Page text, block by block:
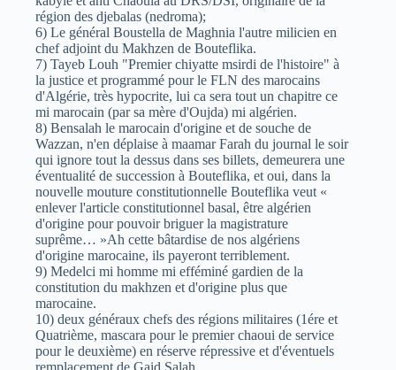
région des djebalas (nedroma);
6) Le général Boustella de Maghnia l'autre milicien en
chef adjoint du Makhzen de Bouteflika.
7) Tayeb Louh "Premier chiyatte msirdi de l'histoire" à
la justice et programmé pour le FLN des marocains
d'Algérie, très hypocrite, lui ca sera tout un chapitre ce
mi marocain (par sa mère d'Oujda) mi algérien.
8) Bensalah le marocain d'origine et de souche de
Wazzan, n'en déplaise à maamar Farah du journal le soir
qui ignore tout la dessus dans ses billets, demeurera une
éventualité de succession à Bouteflika, et oui, dans la
nouvelle mouture constitutionnelle Bouteflika veut «
enlever l'article constitutionnel basal, être algérien
d'origine pour pouvoir briguer la magistrature
suprême… »Ah cette bâtardise de nos algériens
d'origine marocaine, ils payeront terriblement.
9) Medelci mi homme mi efféminé gardien de la
constitution du makhzen et d'origine plus que
marocaine.
10) deux généraux chefs des régions militaires (1ére et
Quatrième, mascara pour le premier chaoui de service
pour le deuxième) en réserve répressive et d'éventuels